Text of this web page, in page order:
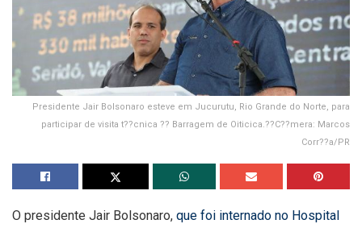
Presidente Jair Bolsonaro esteve em Jucurutu, Rio Grande do Norte, para
participar de visita t??cnica ?? Barragem de Oiticica.??C??mera: Marcos
Corr??a/PR
O presidente Jair Bolsonaro, que foi internado no Hospital